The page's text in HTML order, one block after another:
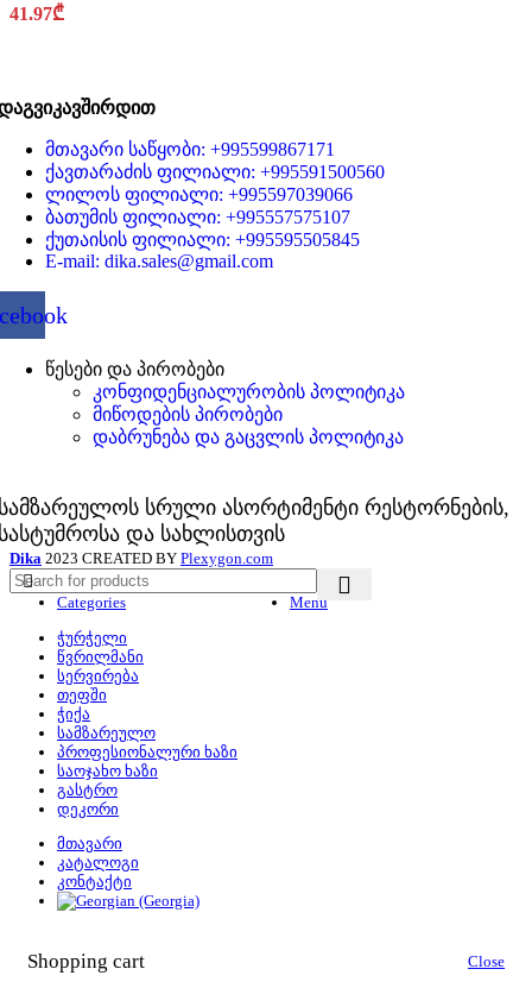
41.97₾
მთავარი საწყობი: +995599867171
ქავთარაძის ფილიალი: +995591500560
ლილოს ფილიალი: +995597039066
ბათუმის ფილიალი: +995557575107
ქუთაისის ფილიალი: +995595505845
E-mail: dika.sales@gmail.com
წესები და პირობები
კონფიდენციალურობის პოლიტიკა
მიწოდების პირობები
დაბრუნება და გაცვლის პოლიტიკა
სრული ასორტიმენტი რესტორნების,
და სახლისთვის
Dika 2023 CREATED BY Plexygon.com
Menu
Categories
ჭურჭელი
წვრილმანი
სერვირება
თეფში
ჭიქა
სამზარეულო
პროფესიონალური ხაზი
საოჯახო ხაზი
გასტრო
დეკორი
მთავარი
კატალოგი
კონტაქტი
Shopping cart Close